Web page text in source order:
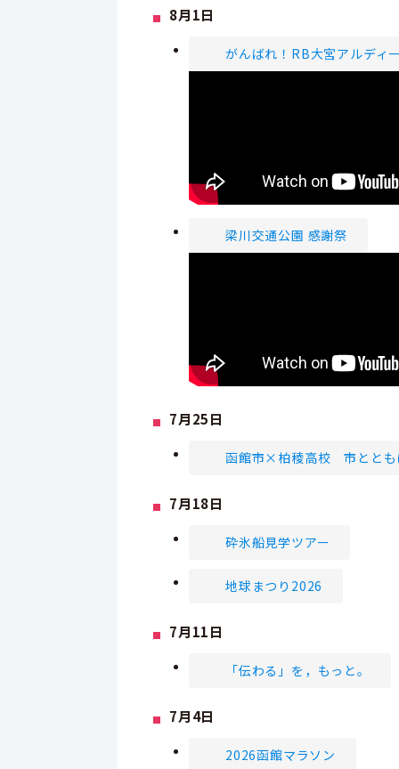
8月1日
がんばれ！RB大宮アルディ
梁川交通公園 感謝祭
7月25日
函館市×柏稜高校 市ととも
7月18日
砕氷船見学ツアー
地球まつり2026
7月11日
「伝わる」を，もっと。
7月4日
2026函館マラソン